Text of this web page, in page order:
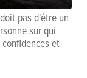
pas d'être un
sur qui
et